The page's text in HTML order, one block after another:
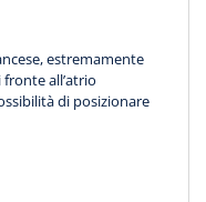
estremamente
all’atrio
di posizionare